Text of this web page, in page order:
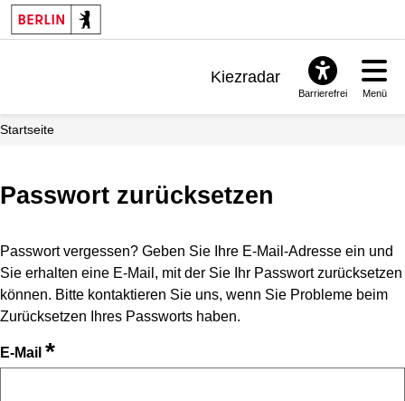
Kiezradar
Barrierefrei Menü
Startseite
Passwort zurücksetzen
Passwort vergessen? Geben Sie Ihre E-Mail-Adresse ein und
Sie erhalten eine E-Mail, mit der Sie Ihr Passwort zurücksetzen
können. Bitte kontaktieren Sie uns, wenn Sie Probleme beim
Zurücksetzen Ihres Passworts haben.
E-Mail *